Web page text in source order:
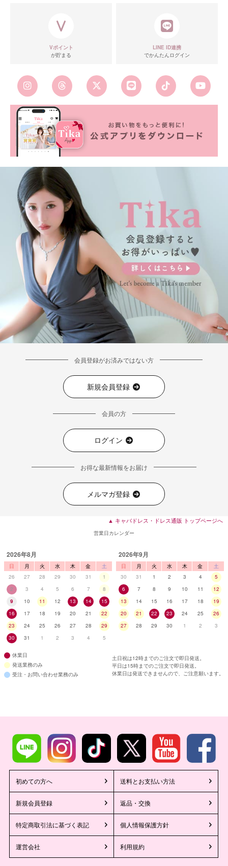
■カラーバリエーション
Vポイント
が貯まる
LINE ID連携
でかんたんログイン
会員登録がお済みではない方
新規会員登録
会員の方
ログイン
お得な最新情報をお届け
メルマガ登録
▲ キャバドレス・ドレス通販 トップページへ
営業日カレンダー
2026年8月
日 月 火 水 木 金
土
26
27 28 29 30 31
1
2
3 4 5 6 7
8
9
10 11 12 13 14
15
16
17 18 19 20 21
22
23
24 25 26 27 28
29
30
31 1 2 3 4 5
2026年9月
日 月 火 水 木 金
土
30
31 1 2 3 4
5
6
7 8 9 10 11
12
13
14 15 16 17 18
19
20
21 22 23 24 25
26
27
28 29 30 1 2 3
休業日
発送業務のみ
受注・お問い合わせ業務のみ
土日祝は12時までのご注文で即日発送。
平日は15時までのご注文で即日発送。
休業日は発送できませんので、ご注意願います。
初めての方へ 送料とお支払い方法
新規会員登録 返品・交換
特定商取引法に基づく表記 個人情報保護方針
運営会社 利用規約